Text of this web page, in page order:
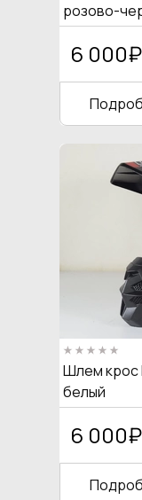
розово-
6 000₽
Шлем крос
белый
6 000₽